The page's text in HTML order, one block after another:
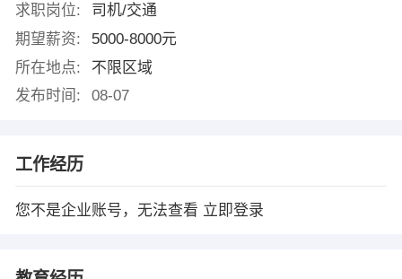
求职岗位:
司机/交通
期望薪资:
5000-8000元
所在地点:
不限区域
发布时间:
08-07
工作经历
您不是企业账号，无法查看 立即登录